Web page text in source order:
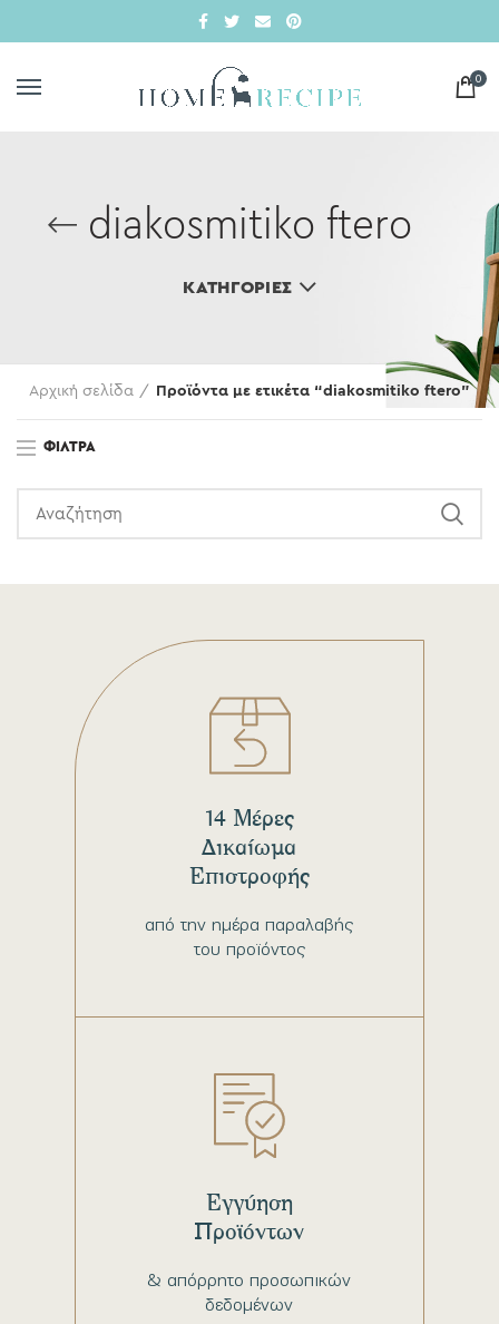
0
diakosmitiko ftero
ΚΑΤΗΓΟΡΊΕΣ
Αρχική σελίδα Προϊόντα με ετικέτα “diakosmitiko ftero”
ΦΊΛΤΡΑ
από την ημέρα παραλαβής
του προϊόντος
14 Μέρες
Δικαίωμα
Επιστροφής
& απόρρητο προσωπικών
δεδομένων
Εγγύηση
Προϊόντων